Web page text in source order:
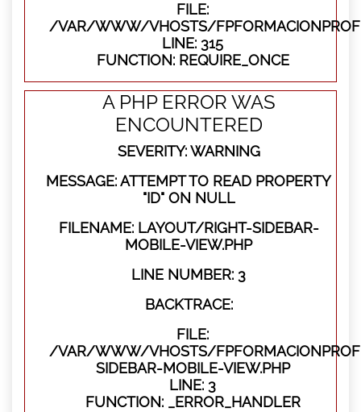
FILE:
/VAR/WWW/VHOSTS/
LINE: 315
FUNCTION: REQUIRE_ONCE
A PHP ERROR WAS
ENCOUNTERED
SEVERITY: WARNING
MESSAGE: ATTEMPT TO READ PROPERTY
"ID" ON NULL
FILENAME: LAYOUT/RIGHT-SIDEBAR-
MOBILE-VIEW.PHP
LINE NUMBER: 3
BACKTRACE:
FILE:
/VAR/WWW/VHOSTS/
SIDEBAR-MOBILE-VIEW.PHP
LINE: 3
FUNCTION: _ERROR_HANDLER